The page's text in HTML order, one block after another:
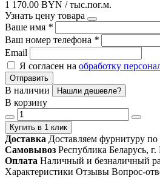
1 170.00 BYN / тыс.пог.м.
Узнать цену товара
Ваше имя *
Ваш номер телефона *
Email
Я согласен на обработку
Отправить
В наличии Нашли дешевле?
В корзину
Купить в 1 клик
Доставка Доставляем фурнитуру
Самовывоз Республика Беларусь,
Оплата Наличный и безналичный
Характеристики Отзывы Вопрос-